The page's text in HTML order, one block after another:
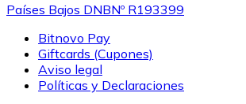
ComprarTezoscon transferencia bancaria
Países Bajos DNBNº R193399
Bitnovo Pay
Giftcards (Cupones)
Aviso legal
Políticas y Declaraciones